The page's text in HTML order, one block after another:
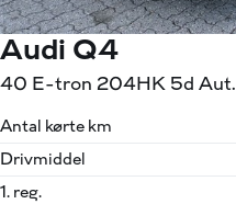
Audi Q4
40 E-tron 204HK 5d Aut.
Antal kørte km
Drivmiddel
1. reg.